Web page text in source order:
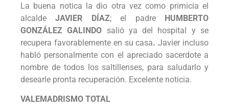
La buena notica la dio otra vez como primicia el
alcaldeJAVIER DÍAZ; el padre HUMBERTO
GONZÁLEZ GALINDO salió ya del hospital y se
recupera favorablemente en su casa.Javier incluso
habló personalmente con el apreciado sacerdote a
nombre de todos los saltillenses, para saludarlo y
desearle pronta recuperación. Excelente noticia.
VALEMADRISMO TOTAL